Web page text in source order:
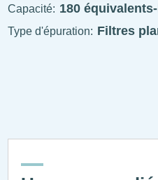
visitable
Capacité 180
Type d'épuration Filtres